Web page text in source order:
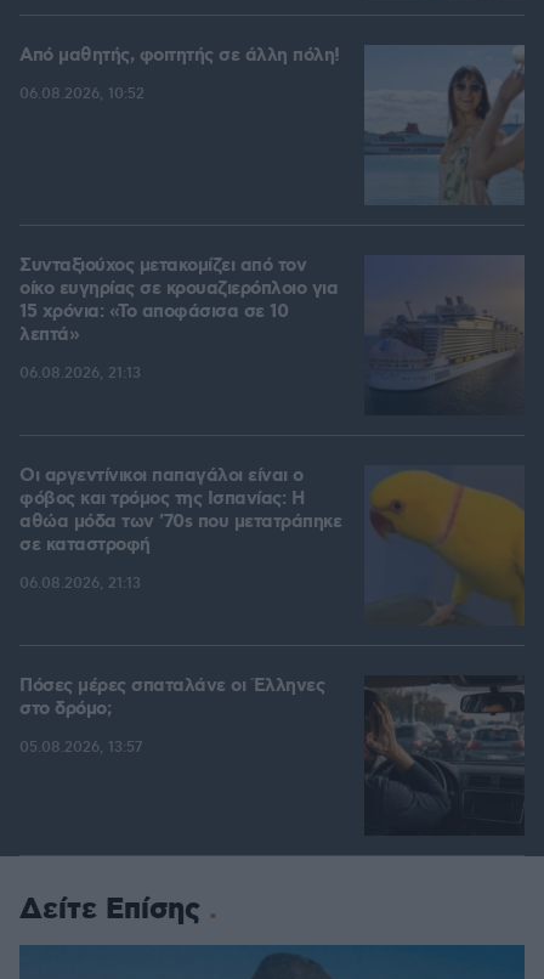
Από μαθητής, φοιτητής σε άλλη πόλη!
06.08.2026, 10:52
Συνταξιούχος μετακομίζει από τον
οίκο ευγηρίας σε κρουαζιερόπλοιο για
15 χρόνια: «Το αποφάσισα σε 10
λεπτά»
06.08.2026, 21:13
Οι αργεντίνικοι παπαγάλοι είναι ο
φόβος και τρόμος της Ισπανίας: Η
αθώα μόδα των '70s που μετατράπηκε
σε καταστροφή
06.08.2026, 21:13
Πόσες μέρες σπαταλάνε οι Έλληνες
στο δρόμο;
05.08.2026, 13:57
Δείτε Επίσης